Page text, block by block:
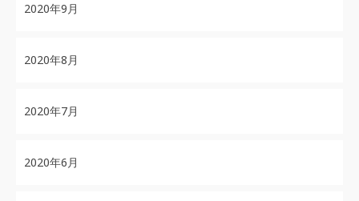
2020年9月
2020年8月
2020年7月
2020年6月